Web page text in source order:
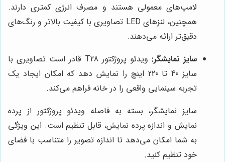
لامپ‌های معمولی هستند و مصرف انرژی کمتری دارند.
همچنین، لنزهای LED تصاویری با کیفیت بالاتر و رنگ‌های
دقیق‌تر ارائه می‌دهند.
سایز نمایشگر:
ویدئو پروژکتور T28 قادر است تصاویری با
سایز 40 تا 220 اینچ را نمایش دهد که امکان ایجاد یک
تجربه سینمایی واقعی را در خانه فراهم می‌کند.
سایز نمایشگر، بسته به فاصله ویدئو پروژکتور از پرده
نمایش و اندازه پرده نمایش، قابل تنظیم است. این ویژگی
به شما امکان می‌دهد تا اندازه تصویر را متناسب با فضای
خود تنظیم کنید.